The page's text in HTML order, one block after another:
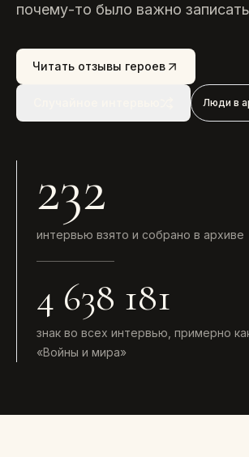
почему-то было важно
Читать отзывы героев
Люди в
232
интервью взято и собрано в архиве
4 638 181
знак во всех интервью, примерно
«Войны и мира»